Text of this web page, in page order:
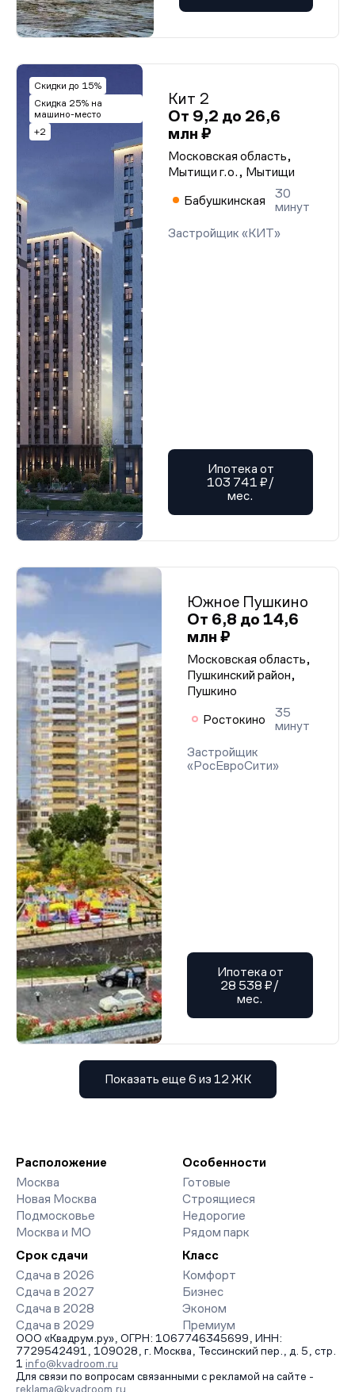
Скидки до 15%
Скидка 25% на
машино-место
+2
Кит 2
От 9,2 до 26,6
млн ₽
Московская область,
Мытищи г.о., Мытищи
Бабушкинская
30
минут
Застройщик «КИТ»
Ипотека от
103 741 ₽/
мес.
Южное Пушкино
От 6,8 до 14,6
млн ₽
Московская область,
Пушкинский район,
Пушкино
Ростокино
35
минут
Застройщик
«РосЕвроСити»
Ипотека от
28 538 ₽/
мес.
Показать еще 6 из 12 ЖК
Расположение
Москва
Новая Москва
Подмосковье
Москва и МО
Особенности
Готовые
Строящиеся
Недорогие
Рядом парк
Срок сдачи
Сдача в 2026
Сдача в 2027
Сдача в 2028
Сдача в 2029
Класс
Комфорт
Бизнес
Эконом
Премиум
ООО «Квадрум.ру», ОГРН: 1067746345699, ИНН:
7729542491, 109028, г. Москва, Тессинский пер., д. 5, стр.
1 info@kvadroom.ru
Для связи по вопросам связанными с рекламой на сайте -
reklama@kvadroom.ru